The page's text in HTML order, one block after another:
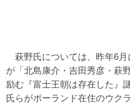
萩野氏については、昨年6月
が「北島康介・吉田秀彦・萩
励む『富士王朝は存在した』
氏らがポーランド在住のウク